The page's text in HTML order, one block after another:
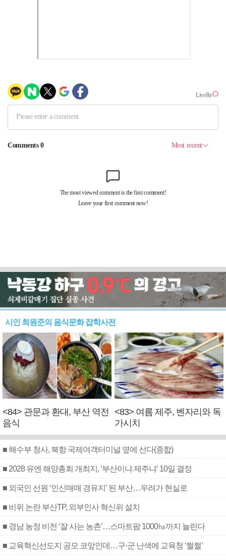
시인 최원준의 음식문화 잡학사전
<84> 관문과 환대, 부산 역전
음식
<83> 여름 제주, 벤자리와 독
가시치
■ 해수부 청사, 북항 국제여객터미널 옆에 선다(종합)
■ 2028 유엔 해양총회 개최지, ‘부산이냐 제주냐’ 10일 결정
■ 외국인 선원 ‘인신매매 경유지’ 된 부산…우려가 현실로
■ 비위 논란 부산TP, 외부인사 혁신위 설치
■ 경남 농정 비전 ‘잘 사는 농촌’…스마트팜 1000㏊까지 늘린다
■ 교육혁신선도지 공모 코앞인데…구·군 난색에 교육청 ‘쩔쩔’